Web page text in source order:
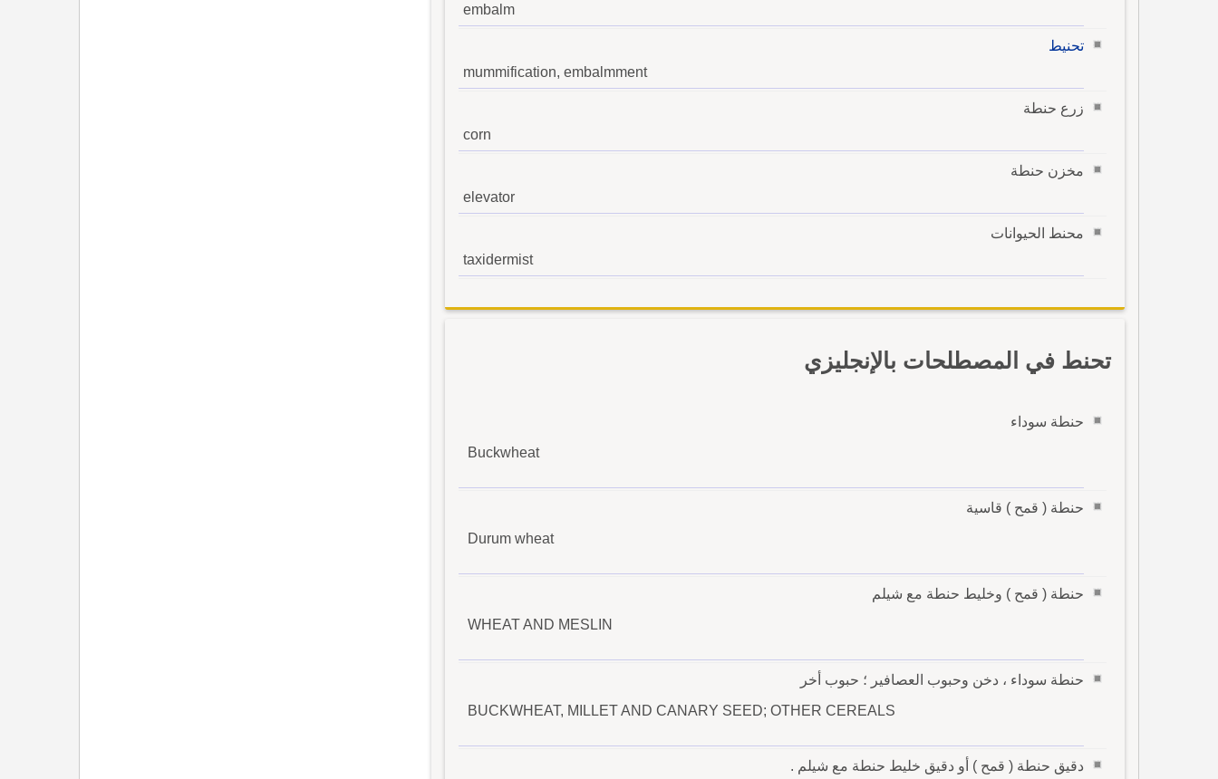
embalm
تحنيط
mummification, embalmment
زرع حنطة
corn
مخزن حنطة
elevator
محنط الحيوانات
taxidermist
تحنط في المصطلحات بالإنجليزي
حنطة سوداء
Buckwheat
حنطة ( قمح ) قاسية
Durum wheat
حنطة ( قمح ) وخليط حنطة مع شيلم
WHEAT AND MESLIN
حنطة سوداء ، دخن وحبوب العصافير ؛ حبوب أخر
BUCKWHEAT, MILLET AND CANARY SEED; OTHER CEREALS
دقيق حنطة ( قمح ) أو دقيق خليط حنطة مع شيلم .